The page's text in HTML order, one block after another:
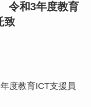
令和3年度教育
致
度教育ICT支援員